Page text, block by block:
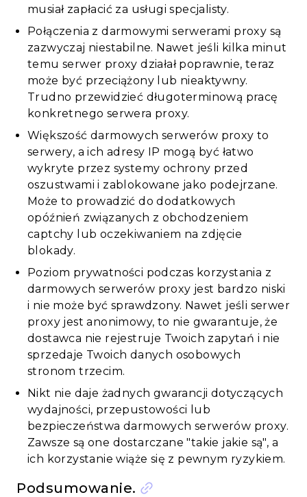
musiał zapłacić za usługi specjalisty.
Połączenia z darmowymi serwerami proxy są
zazwyczaj niestabilne. Nawet jeśli kilka minut
temu serwer proxy działał poprawnie, teraz
może być przeciążony lub nieaktywny.
Trudno przewidzieć długoterminową pracę
konkretnego serwera proxy.
Większość darmowych serwerów proxy to
serwery, a ich adresy IP mogą być łatwo
wykryte przez systemy ochrony przed
oszustwami i zablokowane jako podejrzane.
Może to prowadzić do dodatkowych
opóźnień związanych z obchodzeniem
captchy lub oczekiwaniem na zdjęcie
blokady.
Poziom prywatności podczas korzystania z
darmowych serwerów proxy jest bardzo niski
i nie może być sprawdzony. Nawet jeśli serwer
proxy jest anonimowy, to nie gwarantuje, że
dostawca nie rejestruje Twoich zapytań i nie
sprzedaje Twoich danych osobowych
stronom trzecim.
Nikt nie daje żadnych gwarancji dotyczących
wydajności, przepustowości lub
bezpieczeństwa darmowych serwerów proxy.
Zawsze są one dostarczane "takie jakie są", a
ich korzystanie wiąże się z pewnym ryzykiem.
Podsumowanie.